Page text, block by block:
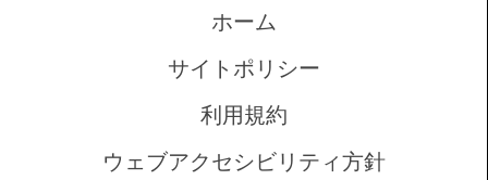
ホーム
サイトポリシー
利用規約
ウェブアクセシビリティ方針